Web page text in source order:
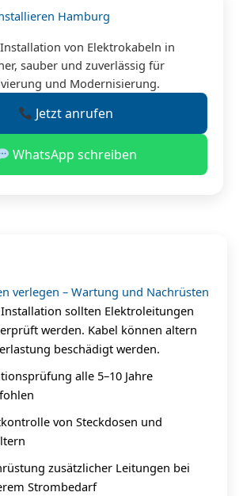
Hamburg
von Elektrokabeln in
sauber und zuverlässig für
und Modernisierung.
Jetzt anrufen
WhatsApp schreiben
verlegen – Wartung und Nachrüsten
sollten Elektroleitungen
werden. Kabel können altern
beschädigt werden.
alle 5–10 Jahre
von Steckdosen und
zusätzlicher Leitungen bei
Strombedarf